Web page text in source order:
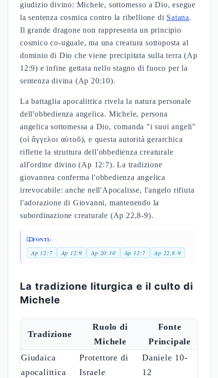
giudizio divino: Michele, sottomesso a Dio, esegue
la sentenza cosmica contro la ribellione di Satana.
Il grande dragone non rappresenta un principio
cosmico co-uguale, ma una creatura sottoposta al
dominio di Dio che viene precipitata sulla terra (Ap
12:9) e infine gettata nello stagno di fuoco per la
sentenza divina (Ap 20:10).
La battaglia apocalittica rivela la natura personale
dell'obbedienza angelica. Michele, persona
angelica sottomessa a Dio, comanda "i suoi angeli"
(οἱ ἄγγελοι αὐτοῦ), e questa autorità gerarchica
riflette la struttura dell'obbedienza creaturale
all'ordine divino (Ap 12:7). La tradizione
giovannea conferma l'obbedienza angelica
irrevocabile: anche nell'Apocalisse, l'angelo rifiuta
l'adorazione di Giovanni, mantenendo la
subordinazione creaturale (Ap 22,8-9).
FONTI:
Ap 12:7 Ap 12:9 Ap 20:10 Ap 12:7 Ap 22,8-9
La tradizione liturgica e il culto di
Michele
Tradizione
Ruolo di
Michele
Fonte
Principale
Giudaica
apocalittica
Protettore di
Israele
Daniele 10-
12